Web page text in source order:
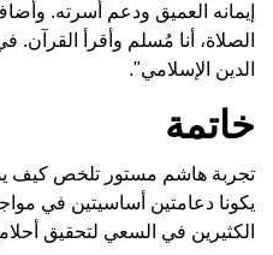
إيمانه العميق ودعم أسرته.
الصلاة، أنا مُسلم وأقرأ
الدين الإسلامي".
خاتمة
تجربة هاشم مستور تلخص كيف
يكونا دعامتين أساسيتين في
الكثيرين في السعي لتحقيق